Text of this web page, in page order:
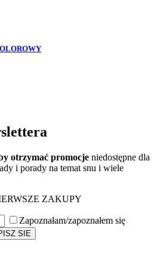
otrzymać promocje niedostępne dla
i porady na temat snu i wiele
ZAKUPY
Zapoznałam/zapoznałem się